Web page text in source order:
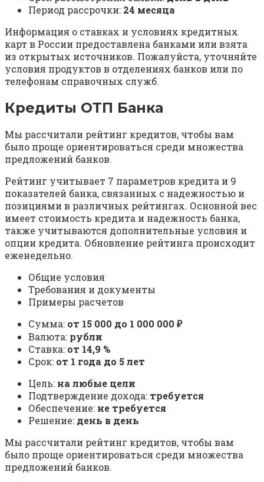
Период рассрочки: 24 месяца
Информация о ставках и условиях кредитных
карт в России предоставлена банками или взята
из открытых источников. Пожалуйста, уточняйте
условия продуктов в отделениях банков или по
телефонам справочных служб.
Кредиты ОТП Банка
Мы рассчитали рейтинг кредитов, чтобы вам
было проще ориентироваться среди множества
предложений банков.
Рейтинг учитывает 7 параметров кредита и 9
показателей банка, связанных с надежностью и
позициями в различных рейтингах. Основной вес
имеет стоимость кредита и надежность банка,
также учитываются дополнительные условия и
опции кредита. Обновление рейтинга происходит
еженедельно.
Общие условия
Требования и документы
Примеры расчетов
Сумма: от 15 000 до 1 000 000 ₽
Валюта: рубли
Ставка: от 14,9 %
Срок: от 1 года до 5 лет
Цель: на любые цели
Подтверждение дохода: требуется
Обеспечение: не требуется
Решение: день в день
Мы рассчитали рейтинг кредитов, чтобы вам
было проще ориентироваться среди множества
предложений банков.